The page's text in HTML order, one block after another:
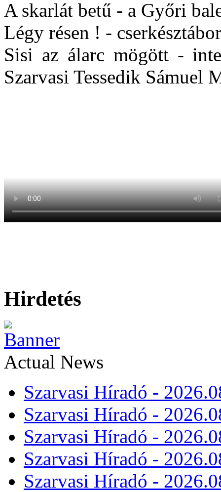
A skarlát betű - a Győri
Légy résen ! -
Sisi az álarc mögött -
Szarvasi Tessedik Sámuel
Hirdetés
Actual News
Szarvasi Híradó -
Szarvasi Híradó -
Szarvasi Híradó -
Szarvasi Híradó -
Szarvasi Híradó -